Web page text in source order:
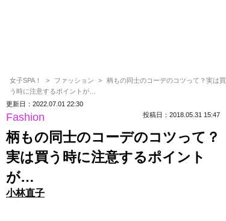
女子SPA！ ファッション
柄もの同士のコーデのコツって？実は買
う時に注意するポイントが…
更新日：2022.07.01 22:30
Fashion 投稿日：2018.05.31 15:47
柄もの同士のコーデのコツって？
実は買う時に注意するポイント
が…
小林直子